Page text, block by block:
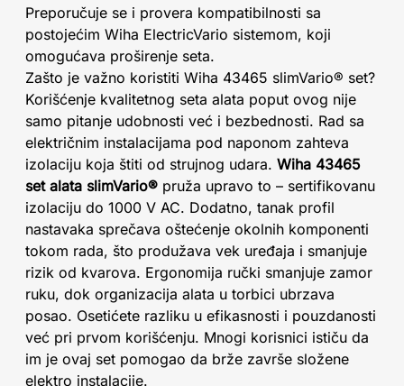
Preporučuje se i provera kompatibilnosti sa
postojećim Wiha ElectricVario sistemom, koji
omogućava proširenje seta.
Zašto je važno koristiti Wiha 43465 slimVario® set?
Korišćenje kvalitetnog seta alata poput ovog nije
samo pitanje udobnosti već i bezbednosti. Rad sa
električnim instalacijama pod naponom zahteva
izolaciju koja štiti od strujnog udara. Wiha 43465
set alata slimVario® pruža upravo to – sertifikovanu
izolaciju do 1000 V AC. Dodatno, tanak profil
nastavaka sprečava oštećenje okolnih komponenti
tokom rada, što produžava vek uređaja i smanjuje
rizik od kvarova. Ergonomija ručki smanjuje zamor
ruku, dok organizacija alata u torbici ubrzava
posao. Osetićete razliku u efikasnosti i pouzdanosti
već pri prvom korišćenju. Mnogi korisnici ističu da
im je ovaj set pomogao da brže završe složene
elektro instalacije.